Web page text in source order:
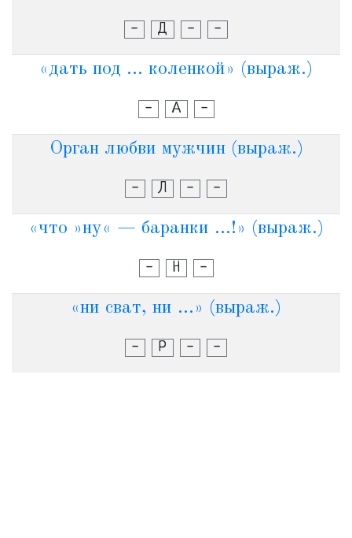
- Д - -
«дать под ... коленкой» (выраж.)
- А -
Орган любви мужчин (выраж.)
- Л - -
«что »ну« — баранки ...!» (выраж.)
- Н -
«ни сват, ни ...» (выраж.)
- Р - -